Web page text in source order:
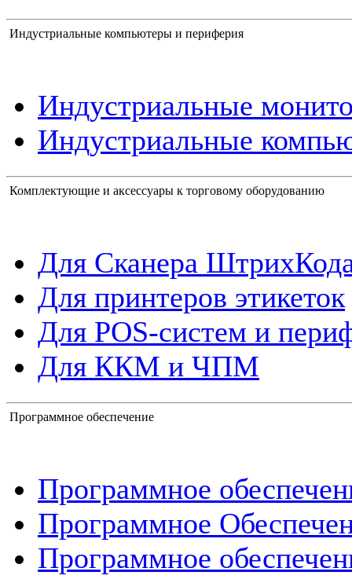
Индустриальные компьютеры и периферия
Индустриальные
Индустриальные
Комплектующие и аксессуары к торговому оборудованию
Для Сканера
Для принтеров этикеток
Для POS-систем и
Для ККМ и ЧПМ
Программное обеспечение
Программное
Программное
Программное